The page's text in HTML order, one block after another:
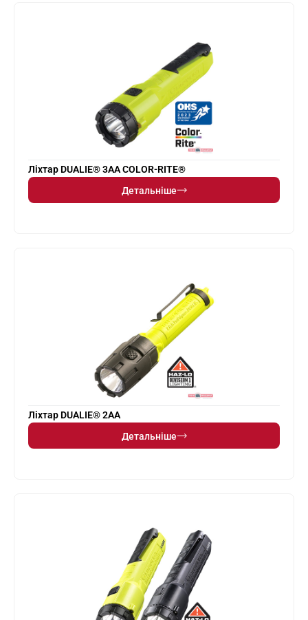
Ліхтар DUALIE® 3AA COLOR-RITE®
Детальніше
Ліхтар DUALIE® 2AA
Детальніше